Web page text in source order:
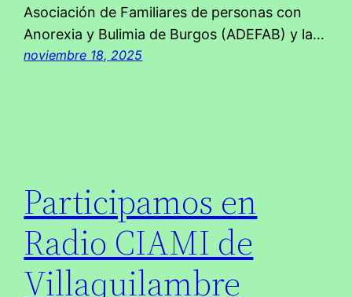
Asociación de Familiares de personas con
Anorexia y Bulimia de Burgos (ADEFAB) y la…
noviembre 18, 2025
Participamos en
Radio CIAMI de
Villaquilambre